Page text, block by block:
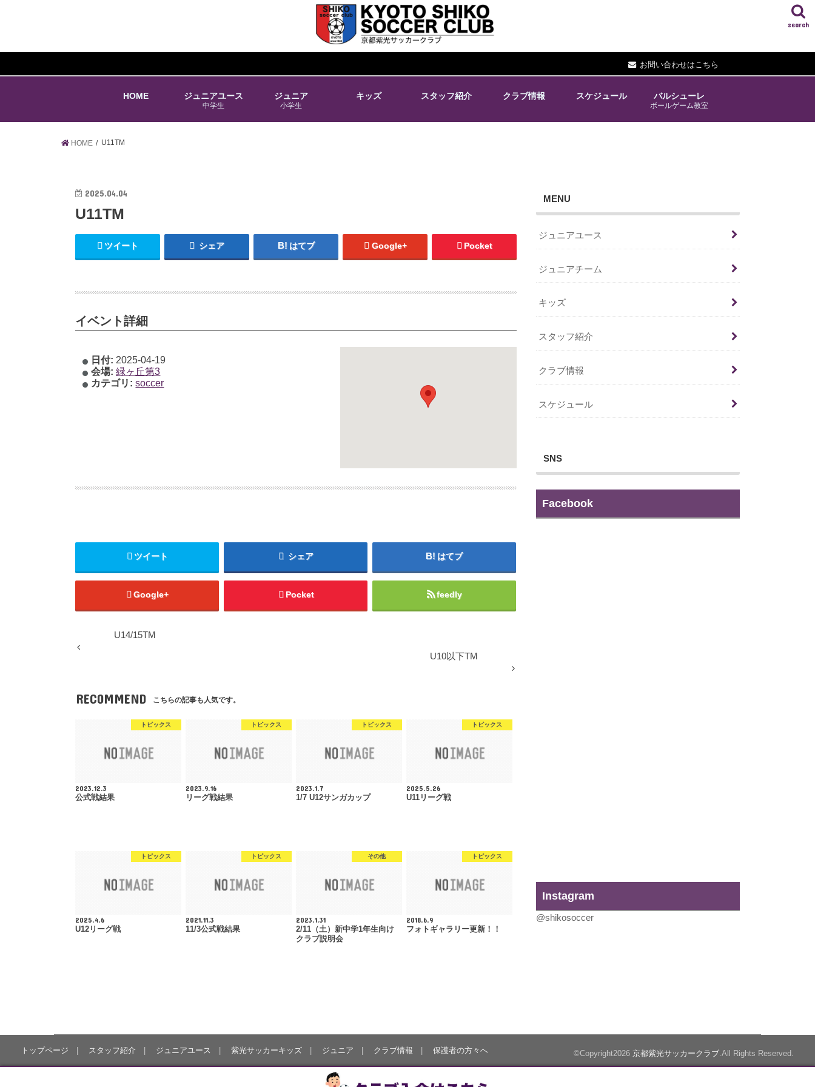
お問い合わせはこちら
search
HOME ジュニアユース
中学生
ジュニア
小学生
キッズ スタッフ紹介 クラブ情報 スケジュール バルシューレ
ボールゲーム教室
HOME U11TM
2025.04.04
U11TM
ツイート シェア はてブ Google+ Pocket
イベント詳細
日付: 2025-04-19
会場: 緑ヶ丘第3
カテゴリ: soccer
ツイート シェア はてブ
Google+ Pocket feedly
U14/15TM
U10以下TM
RECOMMEND こちらの記事も人気です。
トピックス
2023.12.3
公式戦結果
トピックス
2023.9.16
リーグ戦結果
トピックス
2023.1.7
1/7 U12サンガカップ
トピックス
2025.5.26
U11リーグ戦
トピックス
2025.4.6
U12リーグ戦
トピックス
2021.11.3
11/3公式戦結果
その他
2023.1.31
2/11（土）新中学1年生向け
クラブ説明会
トピックス
2018.6.9
フォトギャラリー更新！！
MENU
ジュニアユース
ジュニアチーム
キッズ
スタッフ紹介
クラブ情報
スケジュール
SNS
Facebook
Instagram
@shikosoccer
トップページ スタッフ紹介 ジュニアユース 紫光サッカーキッズ ジュニア クラブ情報 保護者の方々へ ©Copyright2026 京都紫光サッカークラブ .All Rights Reserved.